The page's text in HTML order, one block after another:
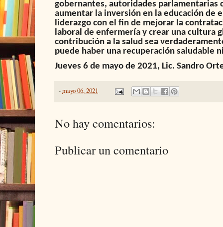
gobernantes, autoridades parlamentarias
aumentar la inversión en la educación de
liderazgo con el fin de mejorar la
laboral de enfermería y crear una cultura
contribución a la salud sea
puede haber una recuperación saludable
Jueves 6 de mayo de 2021, Lic. Sandro
-mayo 06, 2021
No hay comentarios:
Publicar un comentario